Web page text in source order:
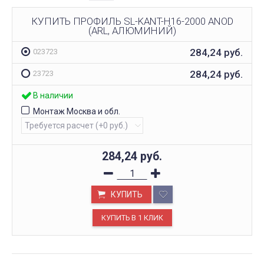
КУПИТЬ ПРОФИЛЬ SL-KANT-H16-2000 ANOD
(ARL, АЛЮМИНИЙ)
023723 284,24 руб.
23723 284,24 руб.
В наличии
Монтаж Москва и обл.
284,24 руб.
КУПИТЬ